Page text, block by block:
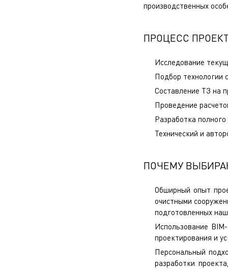
производственных
ПРОЦЕСС
Исследование
Подбор технологии
Составление ТЗ на
Проведение
Разработка
Технический и
ПОЧЕМУ
Обширный опыт
очистными
подготовленных
Использование
проектирования и
Персональный
разработки